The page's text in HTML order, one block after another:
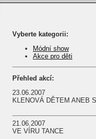
Vyberte kategorii:
Módní show
Akce pro děti
Přehled akcí:
23.06.2007
KLENOVÁ DĚTEM ANEB
21.06.2007
VE VÍRU TANCE